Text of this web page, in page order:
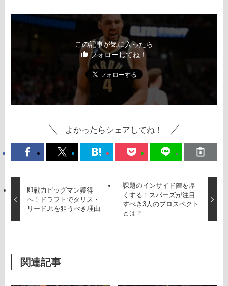
この記事が気に入ったら
フォローしてね！
よかったらシェアしてね！
即戦力ビッグマン獲得
へ！ドラフトでタリス・
リードJr.を狙うべき理由
課題のインサイド陣を厚
くする！スパーズが注目
すべき3人のプロスペクト
とは？
関連記事